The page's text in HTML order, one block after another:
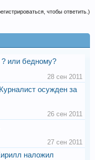
чтобы ответить.)
? или бедному?
28 сен 2011
осужден за
26 сен 2011
27 сен 2011
наложил